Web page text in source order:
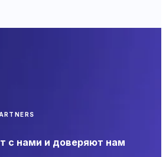
с нами и доверяют нам